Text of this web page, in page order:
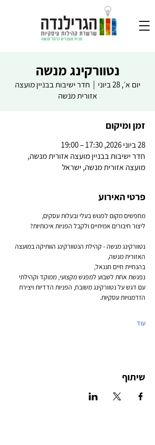
נטוורקינג מנשה
יום א׳, 28 ביוני
חדר ישיבות בבניין מועצה
אזורית מנשה
זמן ומיקום
28 ביוני 2026, 17:30 – 19:00
חדר ישיבות בבניין מועצה אזורית מנשה,
מועצה אזורית מנשה, ישראל
פרטי האירוע
מחפשים מקום לפגוש בעלי ובעלות עסקים,
ליצור חיבורים אמיתיים ולקבל הפניות איכותיות?
נטוורקינג מנשה - קהילת הנטוורקינג הוותיקה במועצה
האזורית מנשה,
בהנחיית חיים חננאל,
נפגשת אחת לשבוע למפגש מקצועי, ממוקד וקהילתי
עם דגש על נטוורקינג משובח, הפניות הדדיות ויצירת
הזדמנויות עסקיות.
עוד
שיתוף